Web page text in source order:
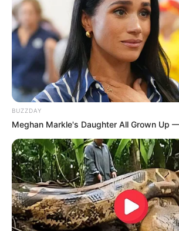
BUZZDAY
Meghan Markle's Daughter All Grown Up